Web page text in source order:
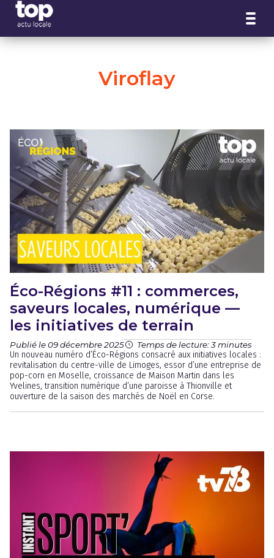
Viroflay
Éco-Régions #11 : commerces,
saveurs locales, numérique —
les initiatives de terrain
Publié le 09 décembre 2025 Temps de lecture: 3 minutes
Un nouveau numéro d’Éco-Régions consacré aux initiatives locales :
revitalisation du centre-ville de Limoges, essor d’une entreprise de
pop-corn en Moselle, croissance de Maison Martin dans les
Yvelines, transition numérique d’une paroisse à Thionville et
ouverture de la saison des marchés de Noël en Corse.
Panneau de gestion des cookies